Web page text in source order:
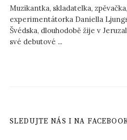
Muzikantka, skladatelka,
experimentátorka Daniella
Švédska, dlouhodobě žije v
své debutové ...
SLEDUJTE NÁS I NA